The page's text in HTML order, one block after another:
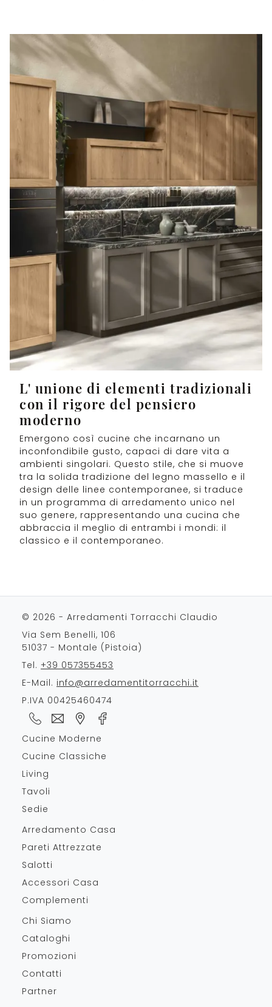
L' unione di elementi tradizionali
con il rigore del pensiero
moderno
Emergono così cucine che incarnano un
inconfondibile gusto, capaci di dare vita a
ambienti singolari. Questo stile, che si muove
tra la solida tradizione del legno massello e il
design delle linee contemporanee, si traduce
in un programma di arredamento unico nel
suo genere, rappresentando una cucina che
abbraccia il meglio di entrambi i mondi: il
classico e il contemporaneo.
© 2026 - Arredamenti Torracchi Claudio
Via Sem Benelli, 106
51037 - Montale (Pistoia)
Tel. +39 057355453
E-Mail. info@arredamentitorracchi.it
P.IVA 00425460474
Cucine Moderne
Cucine Classiche
Living
Tavoli
Sedie
Arredamento Casa
Pareti Attrezzate
Salotti
Accessori Casa
Complementi
Chi Siamo
Cataloghi
Promozioni
Contatti
Partner